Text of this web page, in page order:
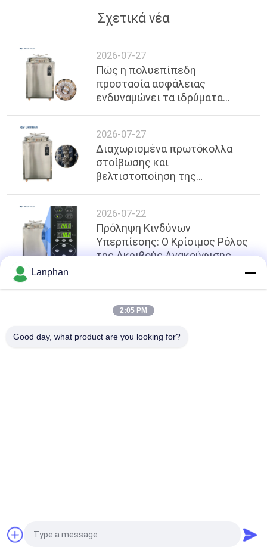
Σχετικά νέα
2026-07-27
Πώς η πολυεπίπεδη
προστασία ασφάλειας
ενδυναμώνει τα ιδρύματα
την υπερ-θερμοκρατική
διακοπή ρεύματος σε
αυτοκλάβους 200L
2026-07-27
Διαχωρισμένα πρωτόκολλα
στοίβωσης και
βελτιστοποίηση της
2026-07-22
Πρόληψη Κινδύνων
Υπερπίεσης: Ο Κρίσιμος Ρόλος
της Ακριβούς Ανακούφισης
κορυφή
Εργαστηρίων
Αίτηση κράτησης
Lanphan
2:05 PM
Good day, what product are you looking for?